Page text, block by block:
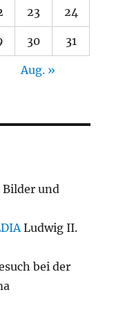
23 24
30 31
Aug. »
Bilder und
Ludwig II.
bei der